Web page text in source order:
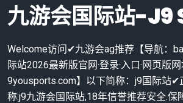
九游会国际站-J9
Welcome访问✔九游会ag推荐【导航：
际站2026最新版官网·登录·入口·网页版
9yousports.com】以下简称：j9国际站✔
称:j9九游会国际站,18年信誉推荐安全.保